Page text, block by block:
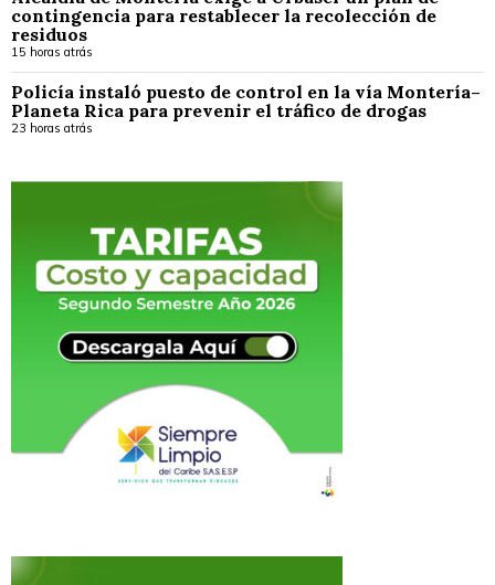
contingencia para restablecer la recolección de
residuos
15 horas atrás
Policía instaló puesto de control en la vía Montería–
Planeta Rica para prevenir el tráfico de drogas
23 horas atrás